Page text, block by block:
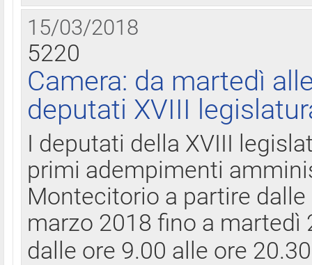
15/03/2018
5220
Camera: da martedì
deputati XVIII
I deputati della XVIII
primi adempimenti
Montecitorio a partire
marzo 2018 fino a
dalle ore 9.00 alle ore